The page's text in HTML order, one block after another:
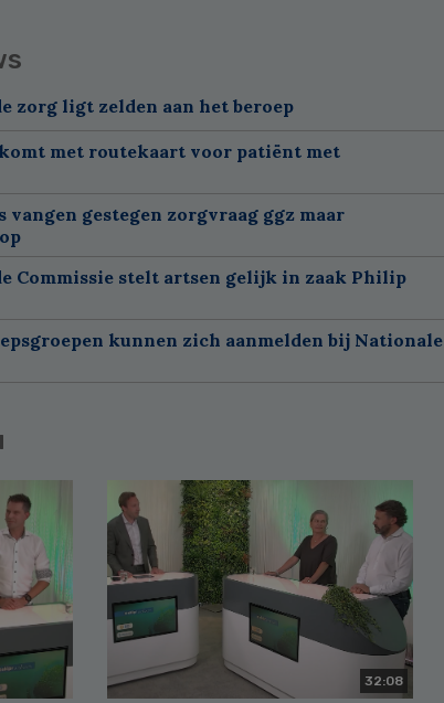
zorg ligt zelden aan het beroep
met routekaart voor patiënt met
vangen gestegen zorgvraag ggz maar
Commissie stelt artsen gelijk in zaak Philip
kunnen zich aanmelden bij Nationale
32:08